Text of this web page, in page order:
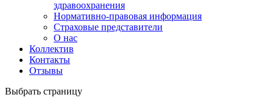
здравоохранения
Нормативно-правовая информация
Страховые представители
О нас
Коллектив
Контакты
Отзывы
Выбрать страницу